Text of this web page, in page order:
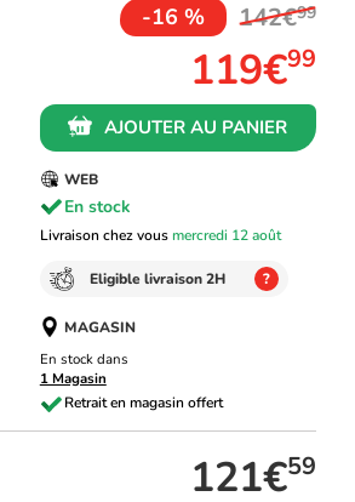
-16 % 142€99
119€99
AJOUTER AU PANIER
WEB
En stock
Livraison chez vousmercredi 12 août
Eligible livraison 2H ?
MAGASIN
En stock dans
1 Magasin
121€59